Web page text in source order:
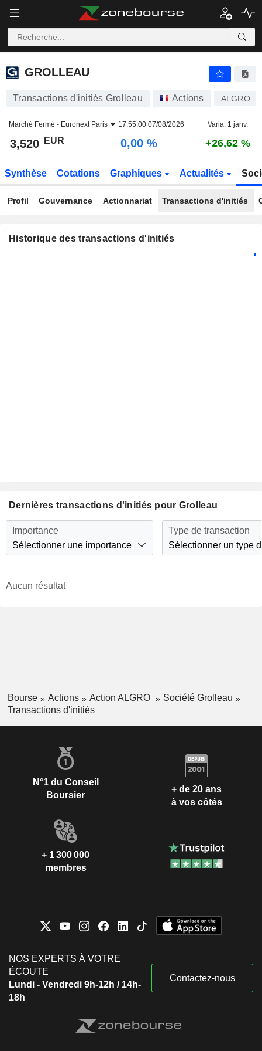
GROLLEAU
GROLLEAU
Transactions d'initiés Grolleau Actions ALGRO
Marché Fermé - Euronext Paris 17:55:00 07/08/2026 Varia. 1 janv.
3,520 EUR 0,00 % +26,62 %
Synthèse Cotations Graphiques Actualités
Profil Gouvernance Actionnariat Transactions d'initiés
Historique des transactions d'initiés
Dernières transactions d'initiés pour Grolleau
Importance
Sélectionner une importance
Type de transaction
Sélectionner un type
Aucun résultat
Bourse Actions Action ALGRO
Société Grolleau
Transactions d'initiés
N°1 du Conseil
Boursier
+ de 20 ans
à vos côtés
+ 1 300 000
membres
NOS EXPERTS À VOTRE
ÉCOUTE
Lundi - Vendredi 9h-12h / 14h-
18h
Contactez-nous